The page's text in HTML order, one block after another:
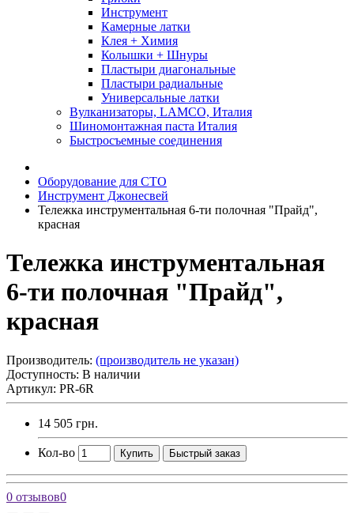
Инструмент
Камерные латки
Клея + Химия
Колышки + Шнуры
Пластыри диагональные
Пластыри радиальные
Универсальные латки
Вулканизаторы, LAMCO, Италия
Шиномонтажная паста Италия
Быстросъемные соединения
Оборудование для СТО
Инструмент Джонесвей
Тележка инструментальная 6-ти полочная "Прайд",
красная
Тележка инструментальная
6-ти полочная "Прайд",
красная
Производитель: (производитель не указан)
Доступность: В наличии
Артикул: PR-6R
14 505 грн.
Кол-во Купить Быстрый заказ
0 отзывов0